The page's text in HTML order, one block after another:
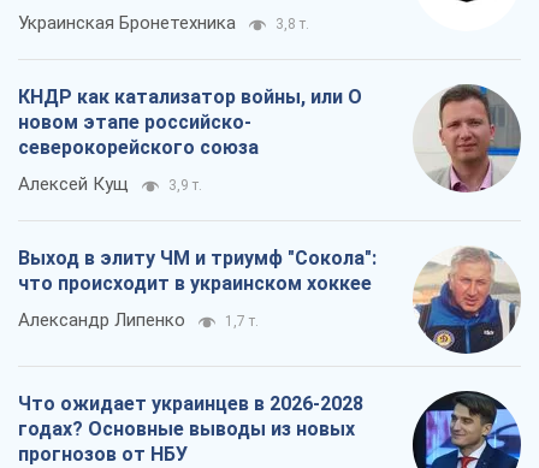
Украинская Бронетехника 3,8 т.
КНДР как катализатор войны, или О
новом этапе российско-
северокорейского союза
Алексей Кущ 3,9 т.
Выход в элиту ЧМ и триумф "Сокола":
что происходит в украинском хоккее
Александр Липенко 1,7 т.
Что ожидает украинцев в 2026-2028
годах? Основные выводы из новых
прогнозов от НБУ